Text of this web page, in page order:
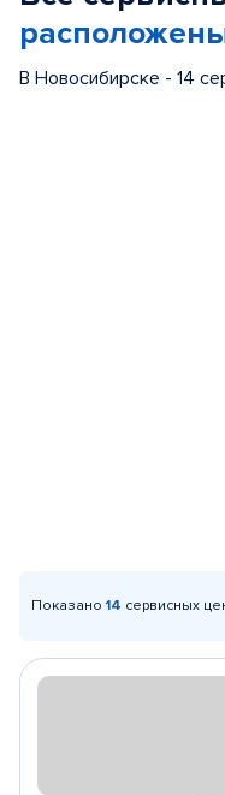
В Новосибирске - 14
Показано 14 сервисных